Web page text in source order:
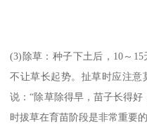
(3)除草：种子下土后，10～
不让草长起势。扯草时应注意
说：“除草除得早，苗子长得
时拔草在育苗阶段是非常重要的